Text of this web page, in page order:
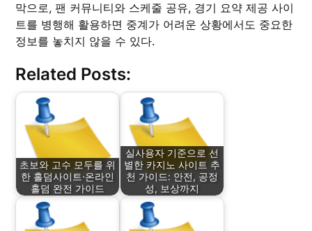
막으로, 팬 커뮤니티와 스케줄 공유, 경기 요약 제공 사이
트를 병행해 활용하면 중계가 어려운 상황에서도 중요한
정보를 놓치지 않을 수 있다.
Related Posts:
초보와 고수 모두를 위
한 홀덤사이트·온라인
홀덤 완전 가이드
실사용자 기준으로 선
별한 카지노 사이트 추
천 가이드: 안전, 공정
성, 보상까지